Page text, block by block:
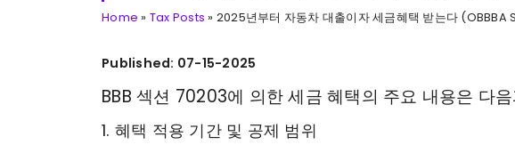
Home » Tax Posts » 2025년부터 자동차 대출이자 세금혜택 받는다
Published: 07-15-2025
BBB 섹션 70203에 의한 세금 혜택의 주요 내용은 다
1. 혜택 적용 기간 및 공제 범위